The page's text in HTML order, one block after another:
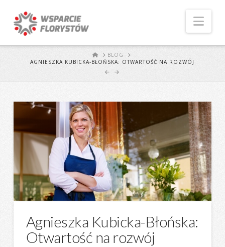
STARTBLOG
AGNIESZKA KUBICKA-BŁOŃSKA: OTWARTOŚĆ NA ROZWÓJ
Agnieszka Kubicka-Błońska:
Otwartość na rozwój